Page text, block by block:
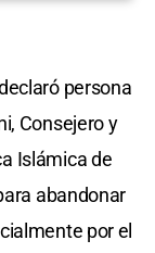
persona
Consejero y
Islámica de
abandonar
por el